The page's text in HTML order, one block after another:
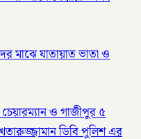
মাঝে যাতায়াত ভাতা ও
ও গাজীপুর ৫
ডিবি পুলিশ এর